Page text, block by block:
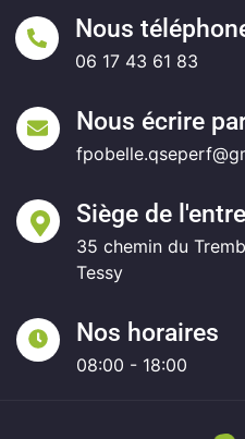
Nous
06 17 43 61 83
Nous écrire
Siège de
35 chemin du
Tessy
Nos horaires
08:00 - 18:00